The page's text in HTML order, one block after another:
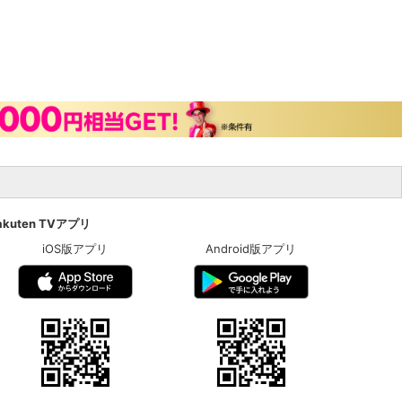
TVアプリ
iOS版アプリ
Android版アプリ